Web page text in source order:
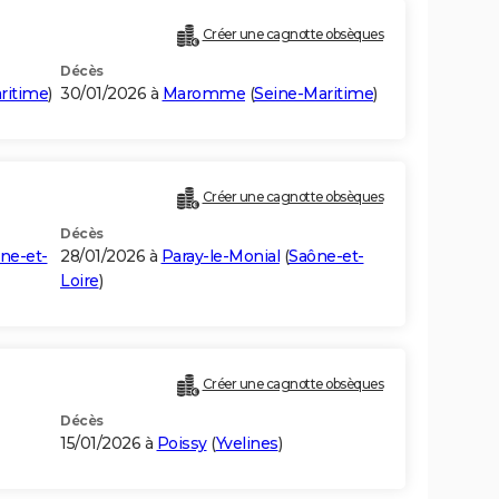
Créer une cagnotte obsèques
)
Décès
30/01/2026 à Maromme (Seine-Maritime)
Créer une cagnotte obsèques
et-
Décès
28/01/2026 à Paray-le-Monial (Saône-et-
Loire)
Créer une cagnotte obsèques
Décès
15/01/2026 à Poissy(Yvelines)